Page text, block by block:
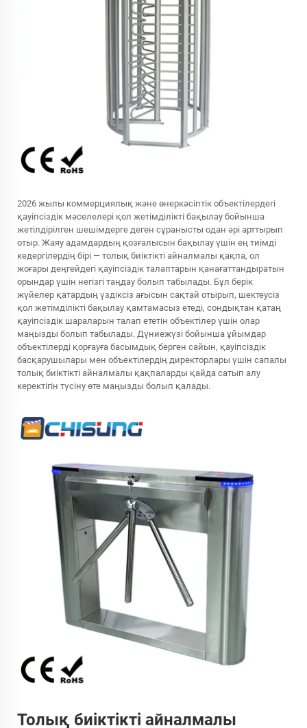
2026 жылы коммерциялық және өнеркәсіптік объектілердегі
қауіпсіздік мәселелері қол жетімділікті бақылау бойынша
жетілдірілген шешімдерге деген сұранысты одан әрі арттырып
отыр. Жаяу адамдардың қозғалысын бақылау үшін ең тиімді
кедергілердің бірі — толық биіктікті айналмалы қақпа, ол
жоғары деңгейдегі қауіпсіздік талаптарын қанағаттандыратын
орындар үшін негізгі таңдау болып табылады. Бұл берік
жүйелер қатардың үздіксіз ағысын сақтай отырып, шектеусіз
қол жетімділікті бақылау қамтамасыз етеді, сондықтан қатаң
қауіпсіздік шараларын талап ететін объектілер үшін олар
маңызды болып табылады. Дүниежүзі бойынша ұйымдар
объектілерді қорғауға басымдық берген сайын, қауіпсіздік
басқарушылары мен объектілердің директорлары үшін сапалы
толық биіктікті айналмалы қақпаларды қайда сатып алу
керектігін түсіну өте маңызды болып қалады.
Толық биіктікті айналмалы